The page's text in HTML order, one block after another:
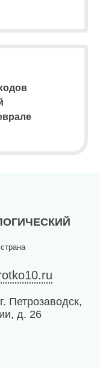
Петрозаводск,
д. 26